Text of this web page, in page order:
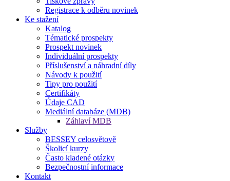
Registrace k odběru novinek
Ke stažení
Katalog
Tématické prospekty
Prospekt novinek
Individuální prospekty
Příslušenství a náhradní díly
Návody k použití
Tipy pro použití
Certifikáty
Údaje CAD
Mediální databáze (MDB)
Záhlaví MDB
Služby
BESSEY celosvětově
Školicí kurzy
Často kladené otázky
Bezpečnostní informace
Kontakt